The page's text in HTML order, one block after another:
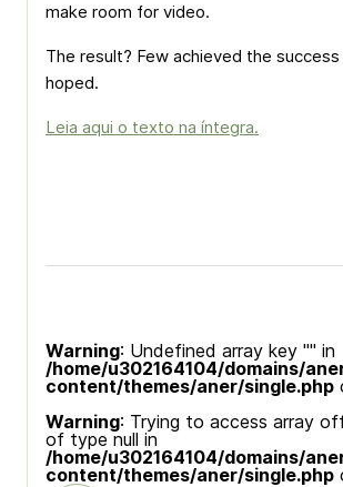
make room for video.
The result? Few achieved the
hoped.
Leia aqui o texto na íntegra.
Warning: Undefined array key "" in
/home/u302164104/domains/
content/themes/aner/single.php
Warning: Trying to access array
of type null in
/home/u302164104/domains/
content/themes/aner/single.php